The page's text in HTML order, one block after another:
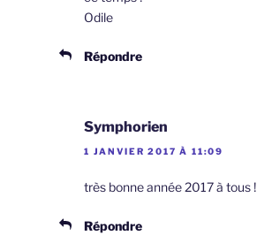
Odile
Répondre
Symphorien
1 JANVIER 2017 À 11:09
très bonne année 2017 à tous !
Répondre